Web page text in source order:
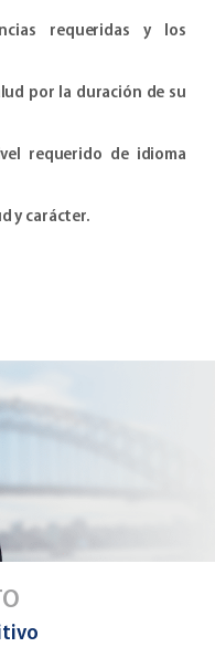
requeridas y los
por la duración de su
requerido de idioma
y carácter.